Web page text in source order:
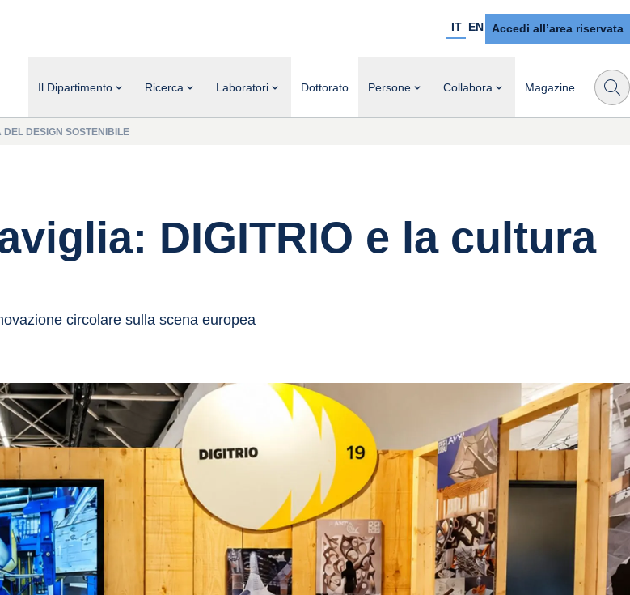
IT EN Accedi all’area riservata
Il Dipartimento Ricerca Laboratori Dottorato Persone Collabora Magazine
DESIGN SOSTENIBILE
DIGITRIO e la cultura
circolare sulla scena europea